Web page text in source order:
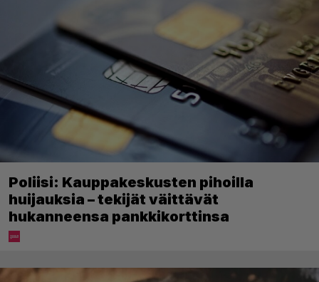
Poliisi: Kauppakeskusten pihoilla
huijauksia – tekijät väittävät
hukanneensa pankkikorttinsa